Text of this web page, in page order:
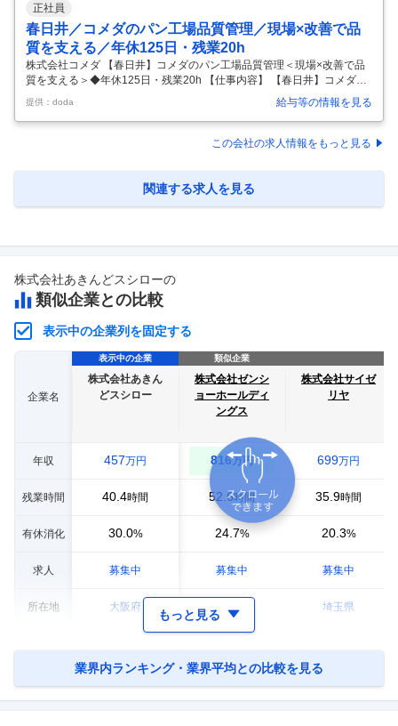
正社員
春日井／コメダのパン工場品質管理／現場×改善で品
質を支える／年休125日・残業20h
株式会社コメダ 【春日井】コメダのパン工場品質管理＜現場×改善で品
質を支える＞◆年休125日・残業20h 【仕事内容】 【春日井】コメダの
パン工場品質管理＜現場×改善で品質を支える＞◆年休125日・残業20h
【具体的な仕事内容】 ★品質管理に加え、製造現場での工程改善にも携
われる環境 ★自社工場で原料～製造～製品まで一貫して関与可能 ★年休
125日／残業約20hと働きやすい環境 ★海外展開・新業態もあり長期キ
り、安定供給体制強化のため増員募集です。 検査に留まらず、現場と連
携した品質向上に取り組める方を求めています。 ■職務
提供：doda 給与等の情報を見る
この会社の求人情報をもっと見る
関連する求人を見る
株式会社あきんどスシローの
類似企業との比較
表示中の企業列を固定する
企業名
年収
残業時間
有休消化
求人
所在地
表示中の企業
株式会社あきん
どスシロー
457万円
40.4時間
30.0%
募集中
大阪府
類似企業
株式会社ゼンシ
ョーホールディ
ングス
816万円
52.6時間
24.7%
募集中
東京都
株式会社サイゼ
リヤ
699万円
35.9時間
20.3%
募集中
埼玉県
もっと見る
業界内ランキング・業界平均との比較を見る